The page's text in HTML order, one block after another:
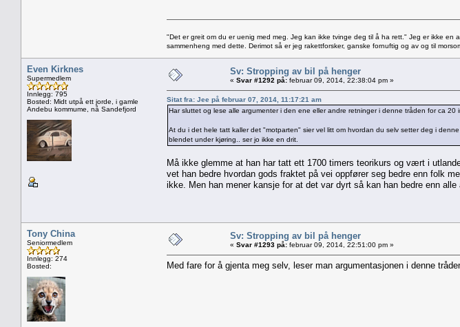
"Det er greit om du er uenig med meg. Jeg kan ikke tvinge deg til å ha rett." Jeg er ikke en
sammenheng med dette. Derimot så er jeg rakettforsker, ganske fornuftig og av og til
Even Kirknes
Supermedlem
Innlegg: 795
Bosted: Midt utpå ett jorde, i gamle
Andebu kommume, nå Sandefjord
Sv: Stropping av bil på henger
« Svar #1292 på: februar 09, 2014, 22:38:04 pm »
Sitat fra: Jee på februar 07, 2014, 11:17:21 am
Har sluttet og lese alle argumenter i den ene eller andre retninger i denne tråden for ca 20
At du i det hele tatt kaller det "motparten" sier vel litt om hvordan du selv setter deg i
blendet under kjøring.. ser jo ikke en drit.
Må ikke glemme at han har tatt ett 1700 timers teorikurs og vært i
vet han bedre hvordan gods fraktet på vei oppfører seg bedre enn folk
ikke. Men han mener kansje for at det var dyrt så kan han bedre enn
Tony China
Seniormedlem
Innlegg: 274
Bosted:
Sv: Stropping av bil på henger
« Svar #1293 på: februar 09, 2014, 22:51:00 pm »
Med fare for å gjenta meg selv, leser man argumentasjonen i denne